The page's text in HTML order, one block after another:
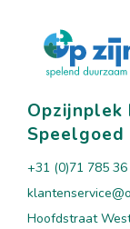
Opzijnplek
Speelgoed
+31 (0)71 785
Hoofdstraat